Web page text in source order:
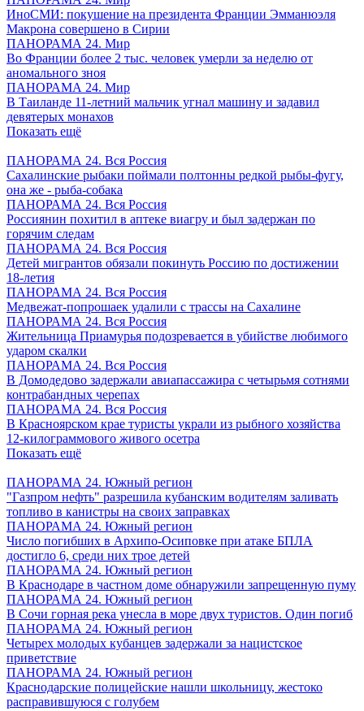
ИноСМИ: покушение на президента Франции Эмманюэля
Макрона совершено в Сирии
ПАНОРАМА 24. Мир
Во Франции более 2 тыс. человек умерли за неделю от
аномального зноя
ПАНОРАМА 24. Мир
В Таиланде 11-летний мальчик угнал машину и задавил
девятерых монахов
Показать ещё
ПАНОРАМА 24. Вся Россия
Сахалинские рыбаки поймали полтонны редкой рыбы-фугу,
она же - рыба-собака
ПАНОРАМА 24. Вся Россия
Россиянин похитил в аптеке виагру и был задержан по
горячим следам
ПАНОРАМА 24. Вся Россия
Детей мигрантов обязали покинуть Россию по достижении
18-летия
ПАНОРАМА 24. Вся Россия
Медвежат-попрошаек удалили с трассы на Сахалине
ПАНОРАМА 24. Вся Россия
Жительница Приамурья подозревается в убийстве любимого
ударом скалки
ПАНОРАМА 24. Вся Россия
В Домодедово задержали авиапассажира с четырьмя сотнями
контрабандных черепах
ПАНОРАМА 24. Вся Россия
В Красноярском крае туристы украли из рыбного хозяйства
12-килограммового живого осетра
Показать ещё
ПАНОРАМА 24. Южный регион
"Газпром нефть" разрешила кубанским водителям заливать
топливо в канистры на своих заправках
ПАНОРАМА 24. Южный регион
Число погибших в Архипо-Осиповке при атаке БПЛА
достигло 6, среди них трое детей
ПАНОРАМА 24. Южный регион
В Краснодаре в частном доме обнаружили запрещенную пуму
ПАНОРАМА 24. Южный регион
В Сочи горная река унесла в море двух туристов. Один погиб
ПАНОРАМА 24. Южный регион
Четырех молодых кубанцев задержали за нацистское
приветствие
ПАНОРАМА 24. Южный регион
Краснодарские полицейские нашли школьницу, жестоко
расправившуюся с голубем